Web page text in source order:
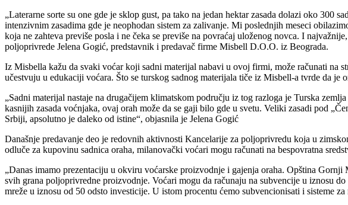
„Laterarne sorte su one gde je sklop gust, pa tako na jedan hektar zasada dolazi oko
intenzivnim zasadima gde je neophodan sistem za zalivanje. Mi poslednjih meseci
koja ne zahteva previše posla i ne čeka se previše na povraćaj uloženog novca. I
poljoprivrede Jelena Gogić, predstavnik i predavač firme Misbell D.O.O. iz Beograda.
Iz Misbella kažu da svaki voćar koji sadni materijal nabavi u ovoj firmi, može računati na
učestvuju u edukaciji voćara. Što se turskog sadnog materijala tiče iz Misbell-a tvrde da
„Sadni materijal nastaje na drugačijem klimatskom području iz tog razloga je Turska
kasnijih zasada voćnjaka, ovaj orah može da se gaji bilo gde u svetu. Veliki zasadi pod
Srbiji, apsolutno je daleko od istine“, objasnila je Jelena Gogić
Današnje predavanje deo je redovnih aktivnosti Kancelarije za poljoprivredu koja u
odluče za kupovinu sadnica oraha, milanovački voćari mogu računati na bespovratna
„Danas imamo prezentaciju u okviru voćarske proizvodnje i gajenja oraha. Opština
svih grana poljoprivredne proizvodnje. Voćari mogu da računaju na subvencije u iznosu
mreže u iznosu od 50 odsto investicije. U istom procentu ćemo subvencionisati i